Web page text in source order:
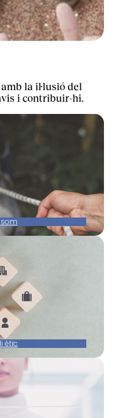
amb la il·lusió del
i contribuir-hi.
ètic